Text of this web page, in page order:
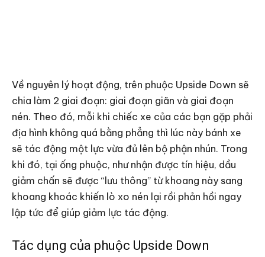
Về nguyên lý hoạt động, trên phuộc Upside Down sẽ
chia làm 2 giai đoạn: giai đoạn giãn và giai đoạn
nén. Theo đó, mỗi khi chiếc xe của các bạn gặp phải
địa hình không quá bằng phẳng thì lúc này bánh xe
sẽ tác động một lực vừa đủ lên bộ phận nhún. Trong
khi đó, tại ống phuộc, như nhận được tín hiệu, dầu
giảm chấn sẽ được “lưu thông” từ khoang này sang
khoang khoác khiến lò xo nén lại rồi phản hồi ngay
lập tức để giúp giảm lực tác động.
Tác dụng của phuộc Upside Down